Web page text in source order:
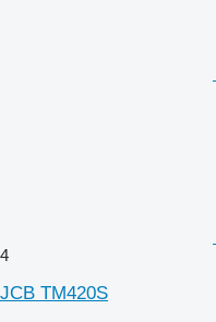
4
JCB TM420S